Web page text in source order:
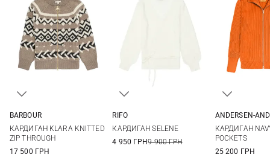
14
BARBOUR
КАРДИГАН KLARA KNITTED
ZIP THROUGH
17 500 ГРН
RIFO
КАРДИГАН SELENE
4 950 ГРН9 900 ГРН
XL
ANDERSEN-
КАРДИГАН
POCKETS
25 200 ГРН